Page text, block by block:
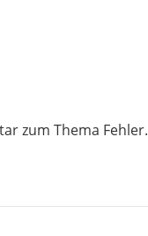
zum Thema Fehler.